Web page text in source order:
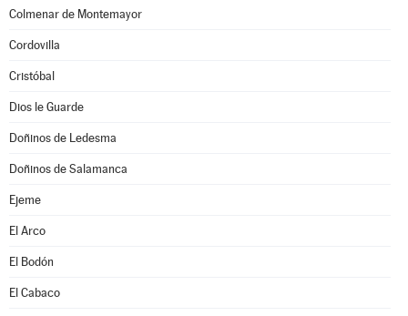
Colmenar de Montemayor
Cordovilla
Cristóbal
Dios le Guarde
Doñinos de Ledesma
Doñinos de Salamanca
Ejeme
El Arco
El Bodón
El Cabaco